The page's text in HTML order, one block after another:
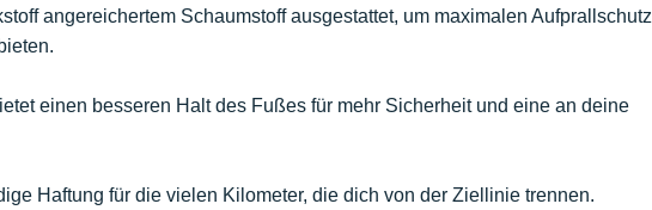
angereichertem Schaumstoff ausgestattet, um maximalen Aufprallschutz
einen besseren Halt des Fußes für mehr Sicherheit und eine an deine
Haftung für die vielen Kilometer, die dich von der Ziellinie trennen.